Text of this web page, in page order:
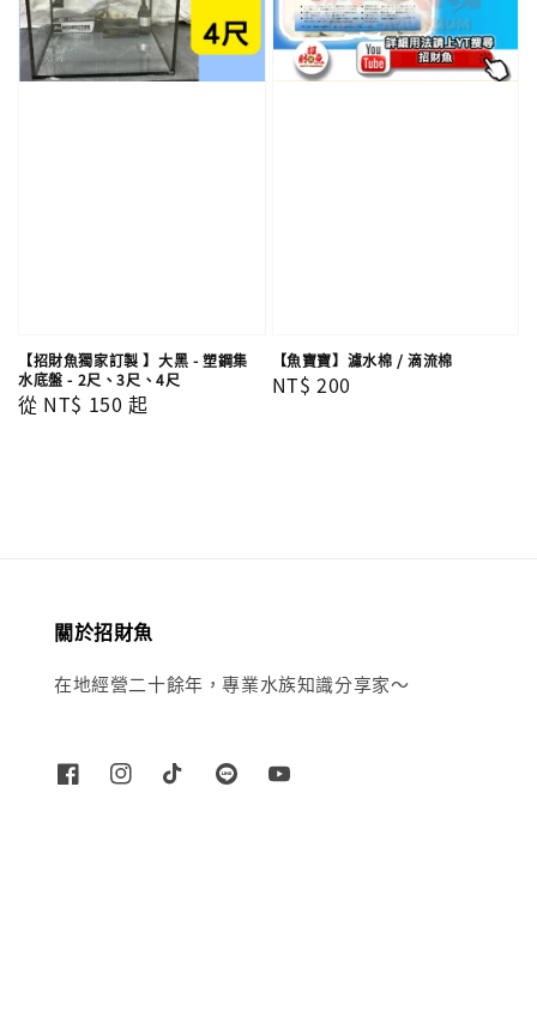
【招財魚獨家訂製 】大黑 - 塑鋼集
水底盤 - 2尺、3尺、4尺
Regular
從 NT$ 150 起
【魚寶寶】濾水棉 / 滴流棉
Regular
NT$ 200
關於招財魚
在地經營二十餘年，專業水族知識分享家～